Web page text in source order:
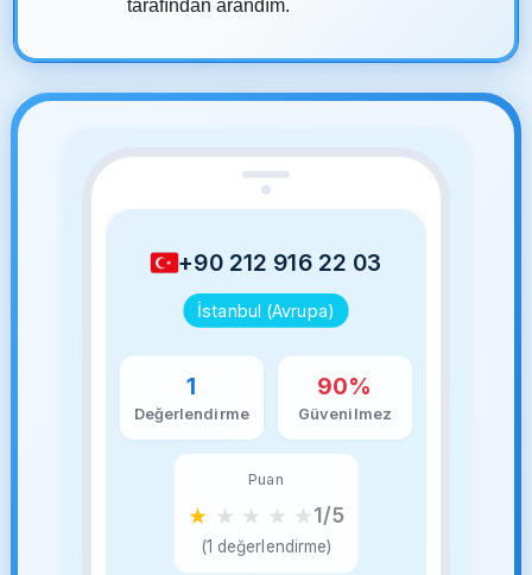
tarafından arandım.
+90 212 916 22 03
İstanbul (Avrupa)
1
Değerlendirme
90%
Güvenilmez
Puan
★ ★ ★ ★ ★1/5
(1 değerlendirme)